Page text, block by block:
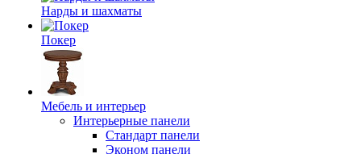
Нарды и шахматы
Покер
Мебель и интерьер
Интерьерные панели
Стандарт панели
Эконом панели